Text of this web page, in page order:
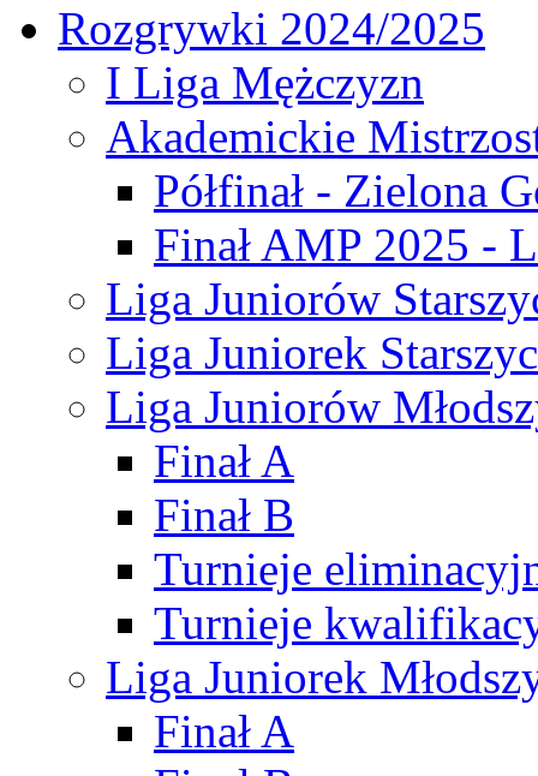
Rozgrywki 2024/2025
I Liga Mężczyzn
Akademickie
Półfinał - Zielona
Finał AMP 2025 -
Liga Juniorów
Liga Juniorek
Liga Juniorów
Finał A
Finał B
Turnieje
Turnieje
Liga Juniorek
Finał A